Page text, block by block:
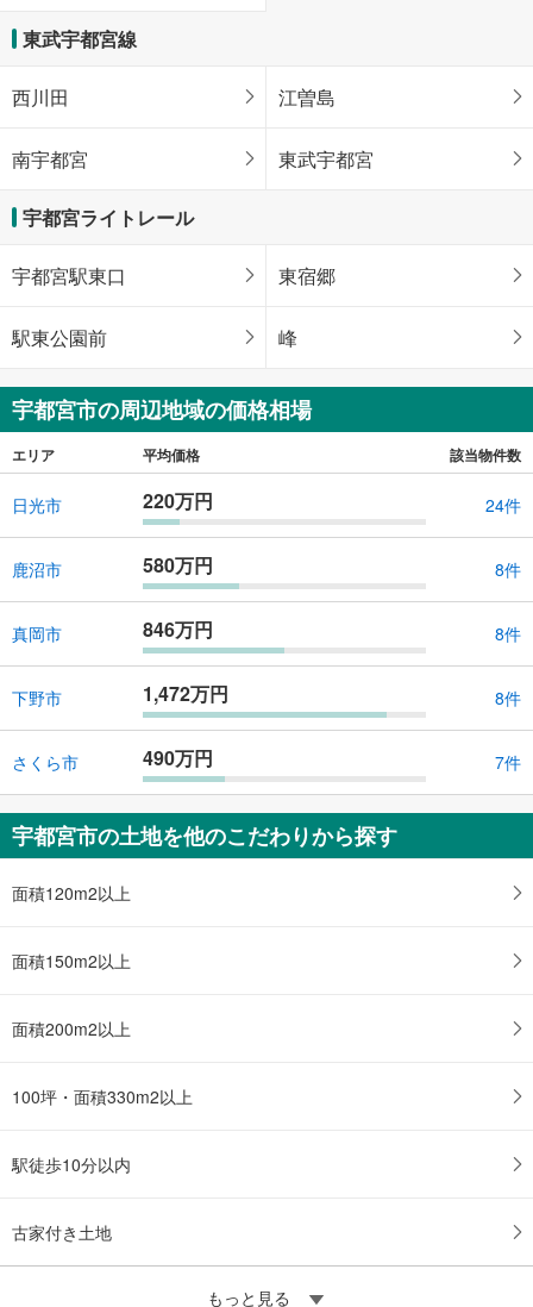
東武宇都宮線
西川田 江曽島
南宇都宮 東武宇都宮
宇都宮ライトレール
宇都宮駅東口 東宿郷
駅東公園前 峰
宇都宮市の周辺地域の価格相場
エリア 平均価格 該当物件数
日光市 220万円 24件
鹿沼市 580万円 8件
真岡市 846万円 8件
下野市 1,472万円 8件
さくら市 490万円 7件
宇都宮市の土地を他のこだわりから探す
面積120m2以上
面積150m2以上
面積200m2以上
100坪・面積330m2以上
駅徒歩10分以内
古家付き土地
もっと見る